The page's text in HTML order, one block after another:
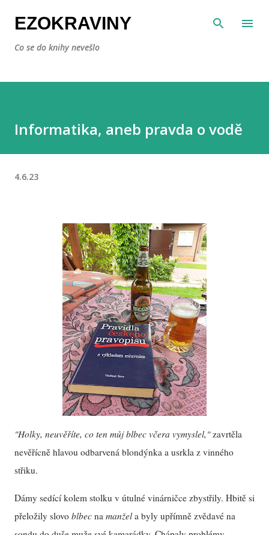
Přeskočit na hlavní obsah
EZOKRAVINY
Co se do knihy nevešlo
Informatika, aneb pravda o vodě
4.6.23
"Holky, neuvěříte, co ten můj blbec včera vymyslel,"zavrtěla
nevěřícně hlavou odbarvená blondýnka a usrkla z vinného
střiku.
Dámy sedící kolem stolku v útulné vinárničce zbystřily. Hbitě si
přeložily slovo blbec na manžela byly upřímně zvědavé na